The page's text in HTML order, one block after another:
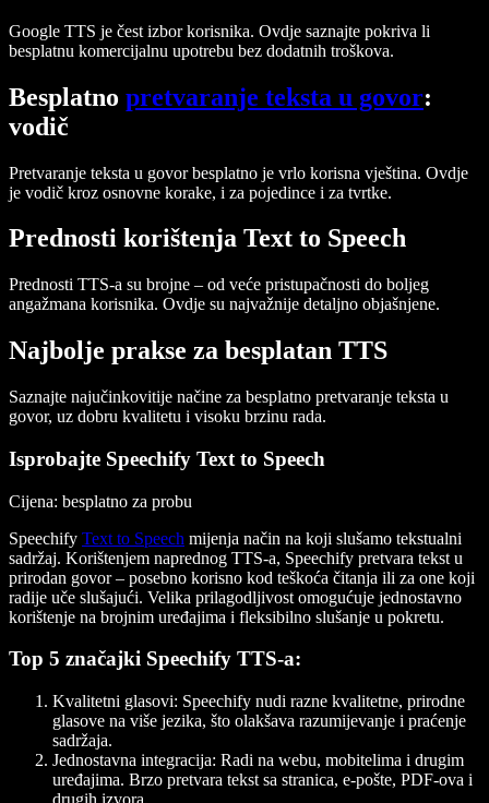
Google TTS je čest izbor korisnika. Ovdje saznajte pokriva li
besplatnu komercijalnu upotrebu bez dodatnih troškova.
Besplatno pretvaranje teksta u govor:
vodič
Pretvaranje teksta u govor besplatno je vrlo korisna vještina. Ovdje
je vodič kroz osnovne korake, i za pojedince i za tvrtke.
Prednosti korištenja Text to Speech
Prednosti TTS-a su brojne – od veće pristupačnosti do boljeg
angažmana korisnika. Ovdje su najvažnije detaljno objašnjene.
Najbolje prakse za besplatan TTS
Saznajte najučinkovitije načine za besplatno pretvaranje teksta u
govor, uz dobru kvalitetu i visoku brzinu rada.
Isprobajte Speechify Text to Speech
Cijena: besplatno za probu
Speechify Text to Speech mijenja način na koji slušamo tekstualni
sadržaj. Korištenjem naprednog TTS-a, Speechify pretvara tekst u
prirodan govor – posebno korisno kod teškoća čitanja ili za one koji
radije uče slušajući. Velika prilagodljivost omogućuje jednostavno
korištenje na brojnim uređajima i fleksibilno slušanje u pokretu.
Top 5 značajki Speechify TTS-a:
Kvalitetni glasovi: Speechify nudi razne kvalitetne, prirodne
glasove na više jezika, što olakšava razumijevanje i praćenje
sadržaja.
Jednostavna integracija: Radi na webu, mobitelima i drugim
uređajima. Brzo pretvara tekst sa stranica, e-pošte, PDF-ova i
drugih izvora.